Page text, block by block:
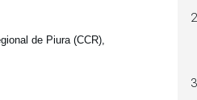
de Piura (CCR),